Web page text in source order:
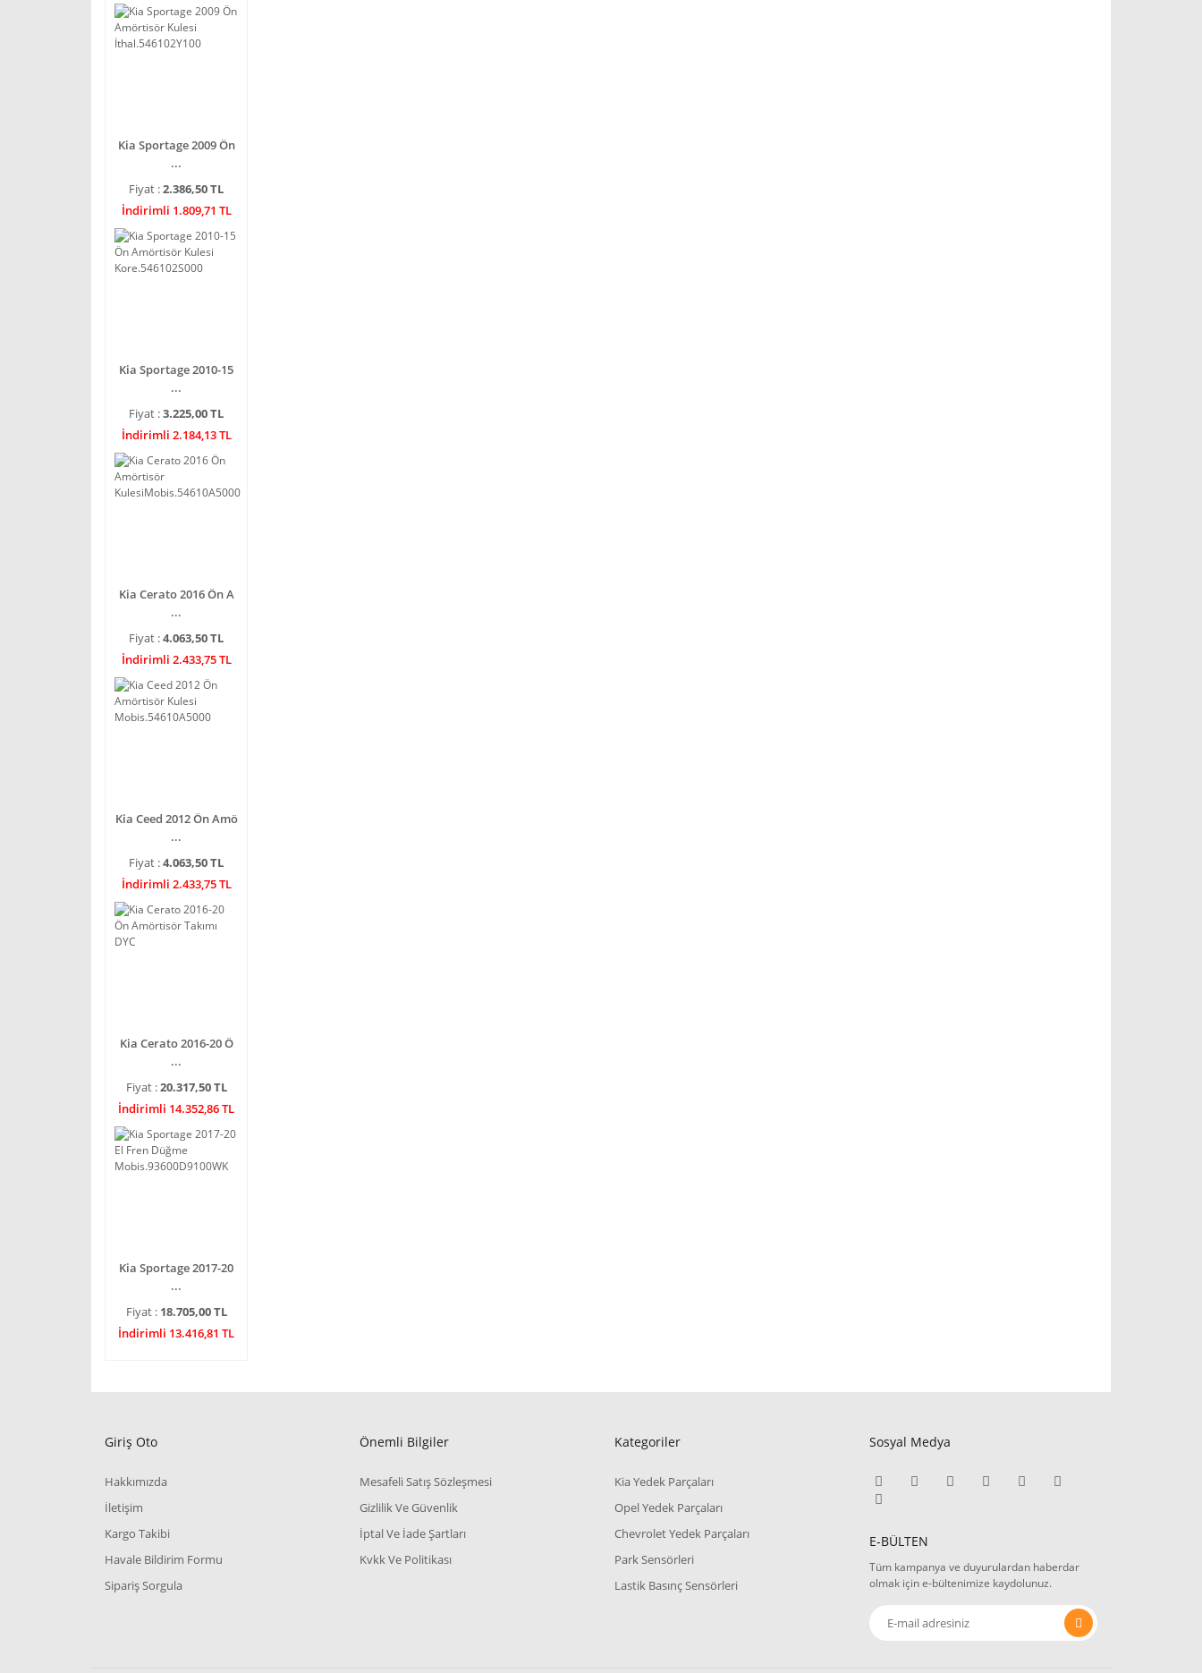
Kia Sportage 2009 Ön
...
Fiyat :2.386,50 TL
İndirimli 1.809,71 TL
Kia Sportage 2010-15
...
Fiyat :3.225,00 TL
İndirimli 2.184,13 TL
Kia Cerato 2016 Ön A
...
Fiyat :4.063,50 TL
İndirimli 2.433,75 TL
Kia Ceed 2012 Ön Amö
...
Fiyat :4.063,50 TL
İndirimli 2.433,75 TL
Kia Cerato 2016-20 Ö
...
Fiyat :20.317,50 TL
İndirimli 14.352,86 TL
Kia Sportage 2017-20
...
Fiyat : 18.705,00 TL
İndirimli 13.416,81 TL
Giriş Oto
Hakkımızda
İletişim
Kargo Takibi
Havale Bildirim Formu
Sipariş Sorgula
Önemli Bilgiler
Mesafeli Satış Sözleşmesi
Gizlilik Ve Güvenlik
İptal Ve İade Şartları
Kvkk Ve Politikası
Kategoriler
Kia Yedek Parçaları
Opel Yedek Parçaları
Chevrolet Yedek Parçaları
Park Sensörleri
Lastik Basınç Sensörleri
Sosyal Medya
E-BÜLTEN
Tüm kampanya ve duyurulardan haberdar
olmak için e-bültenimize kaydolunuz.